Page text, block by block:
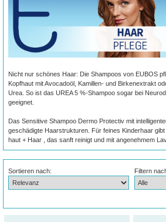
Nicht nur schönes Haar: Die Shampoos von EUBOS
Kopfhaut mit Avocadoöl, Kamillen- und Birkenextrakt
Urea. So ist das UREA 5 %-Shampoo sogar bei
geeignet.
Das Sensitive Shampoo Dermo Protectiv mit
geschädigte Haarstrukturen. Für feines Kinderhaar
haut + Haar , das sanft reinigt und mit angenehmem
Sortieren nach: Filtern